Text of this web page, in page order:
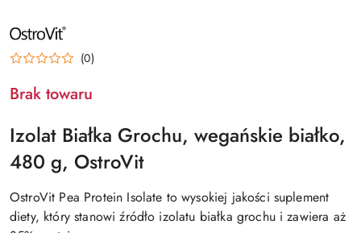
NAZWA
PRODUCENTA:
OSTROVIT (0)
Brak towaru
Izolat Białka Grochu, wegańskie białko,
480 g, OstroVit
OstroVit Pea Protein Isolate to wysokiej jakości suplement
diety, który stanowi źródło izolatu białka grochu i zawiera aż